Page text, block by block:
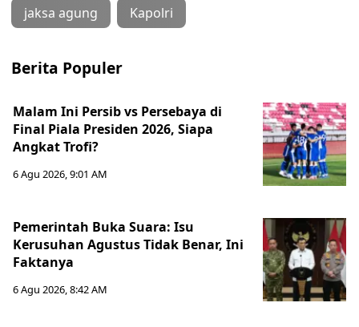
jaksa agung Kapolri
Berita Populer
Malam Ini Persib vs Persebaya di
Final Piala Presiden 2026, Siapa
Angkat Trofi?
6 Agu 2026, 9:01 AM
Pemerintah Buka Suara: Isu
Kerusuhan Agustus Tidak Benar, Ini
Faktanya
6 Agu 2026, 8:42 AM